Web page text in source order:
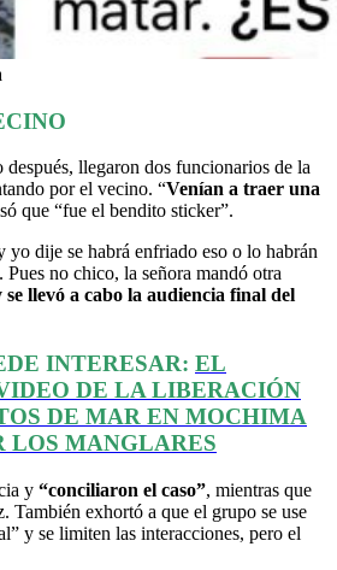
llegaron dos funcionarios de la
por el vecino. “Venían a traer una
que “fue el bendito sticker”.
yo dije se habrá enfriado eso o lo habrán
no chico, la señora mandó otra
se llevó a cabo la audiencia final del
INTERESAR: EL
DE LA LIBERACIÓN
DE MAR EN MOCHIMA
LOS MANGLARES
y “conciliaron el caso”, mientras que
También exhortó a que el grupo se use
y se limiten las interacciones, pero el